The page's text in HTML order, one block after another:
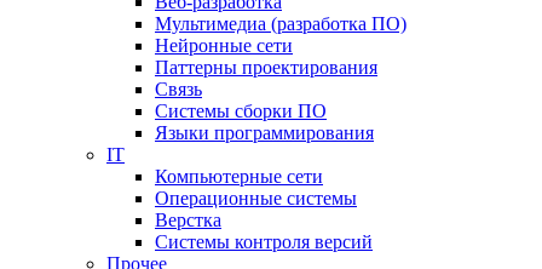
Мультимедиа (разработка ПО)
Нейронные сети
Паттерны проектирования
Связь
Системы сборки ПО
Языки программирования
IT
Компьютерные сети
Операционные системы
Верстка
Системы контроля версий
Прочее